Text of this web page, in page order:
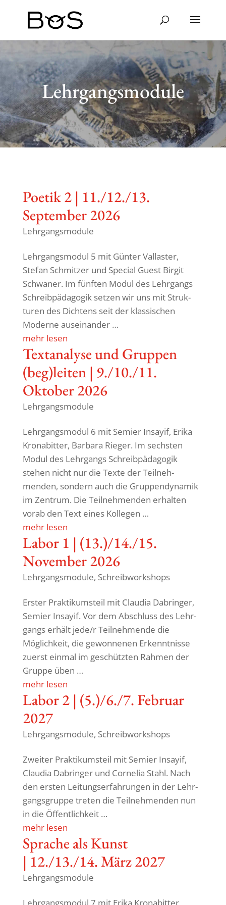
Lehrgangsmodule
Poetik 2 | 11./12./13.
September 2026
Lehrgangsmodule
Lehr­gangs­modul 5 mit Günter Vallaster,
Stefan Schmitzer und Special Guest Birgit
Schwaner. Im fünften Modul des Lehr­gangs
Schreib­päda­gogik setzen wir uns mit Struk­
turen des Dich­tens seit der klas­si­schen
Moderne auseinander …
mehr lesen
Text­ana­lyse und Gruppen
(beg)leiten | 9./10./11.
Oktober 2026
Lehrgangsmodule
Lehr­gangs­modul 6 mit Semier Insayif, Erika
Kronabitter, Barbara Rieger. Im sechsten
Modul des Lehr­gangs Schreib­päda­gogik
stehen nicht nur die Texte der Teil­neh­
menden, sondern auch die Grup­pen­dy­namik
im Zentrum. Die Teil­neh­menden erhalten
vorab den Text eines Kollegen …
mehr lesen
Labor 1 | (13.)/14./15.
November 2026
Lehrgangsmodule, Schreibworkshops
Erster Prak­ti­kum­steil mit Claudia Dabringer,
Semier Insayif. Vor dem Abschluss des Lehr­
gangs erhält jede/r Teil­neh­mende die
Möglich­keit, die gewon­nenen Erkennt­nisse
zuerst einmal im geschützten Rahmen der
Gruppe üben …
mehr lesen
Labor 2 | (5.)/6./7. Februar
2027
Lehrgangsmodule, Schreibworkshops
Zweiter Prak­ti­kum­steil mit Semier Insayif,
Claudia Dabringer und Cornelia Stahl. Nach
den ersten Leitungs­er­fah­rungen in der Lehr­
gangs­gruppe treten die Teil­neh­menden nun
in die Öffentlichkeit …
mehr lesen
Sprache als Kunst
| 12./13./14. März 2027
Lehrgangsmodule